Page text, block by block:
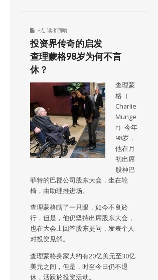
9点 读者回响
投资界传奇的启发
查理蒙格98岁为何不言
休？
查理蒙
格（
Charlie
Munge
r）今年
98岁，
他在月
初出席
股神巴
菲特的巴郡公司股东大会，坐在轮
椅，由助理推进场。
查理蒙格瞎了一只眼，如今不良於
行，但是，他仍坚持出席股东大会，
也在大会上回答股东提问，发表个人
对投资见解。
查理蒙格身家大约有20亿美元至30亿
美元之间，但是，时至今日仍不退
休，活跃於投资活动。